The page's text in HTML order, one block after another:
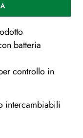
batteria
controllo in
intercambiabili